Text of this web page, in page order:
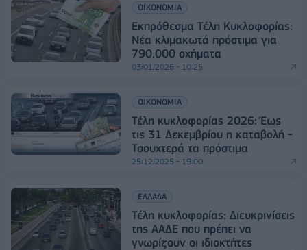
ΟΙΚΟΝΟΜΙΑ
Εκπρόθεσμα Τέλη Κυκλοφορίας:
Νέα κλιμακωτά πρόστιμα για
790.000 οχήματα
03/01/2026 - 10:25
ΟΙΚΟΝΟΜΙΑ
Τέλη κυκλοφορίας 2026: Έως
τις 31 Δεκεμβρίου η καταβολή -
Τσουχτερά τα πρόστιμα
25/12/2025 - 19:00
ΕΛΛΑΔΑ
Τέλη κυκλοφορίας: Διευκρινίσεις
της ΑΑΔΕ που πρέπει να
γνωρίζουν οι ιδιοκτήτες